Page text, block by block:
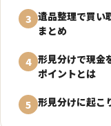
3 遺品整理で買い
まとめ
4 形見分けで現金
ポイントとは
5 形見分けに起こ